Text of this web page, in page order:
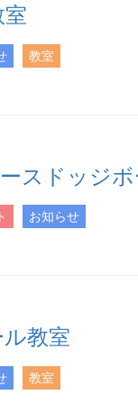
教室
スドッジ
お知らせ
教室
教室